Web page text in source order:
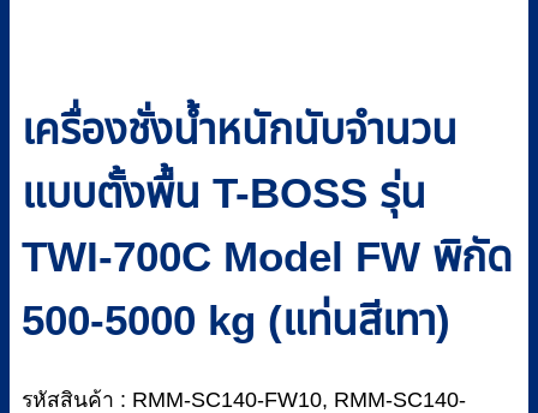
เครื่องชั่งน้ำหนักนับจำนวน
แบบตั้งพื้น T-BOSS รุ่น
TWI-700C Model FW พิกัด
500-5000 kg (แท่นสีเทา)
รหัสสินค้า : RMM-SC140-FW10, RMM-SC140-